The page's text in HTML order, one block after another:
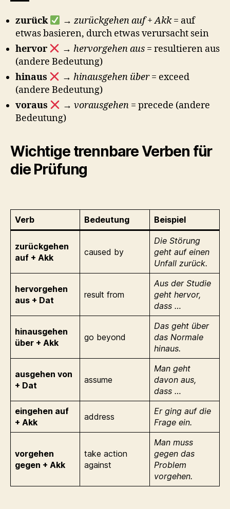
zurück → zurückgehen auf + Akk= auf
etwas basieren, durch etwas verursacht sein
hervor
→ hervorgehen aus= resultieren aus
(andere Bedeutung)
hinaus
→ hinausgehen über= exceed
(andere Bedeutung)
voraus
→ vorausgehen= precede (andere
Bedeutung)
Wichtige trennbare Verben für
die Prüfung
Verb Bedeutung Beispiel
zurückgehen
auf + Akk
caused by
Die Störung
geht auf einen
Unfall zurück.
hervorgehen
aus + Dat
result from
Aus der Studie
geht hervor,
dass …
hinausgehen
über + Akk
go beyond
Das geht über
das Normale
hinaus.
ausgehen von
+ Dat
assume
Man geht
davon aus,
dass …
eingehen auf
+ Akk
address
Er ging auf die
Frage ein.
vorgehen
gegen + Akk
take action
against
Man muss
gegen das
Problem
vorgehen.